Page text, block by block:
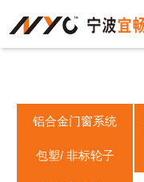
铝合金门窗系统
包塑/ 非标轮子